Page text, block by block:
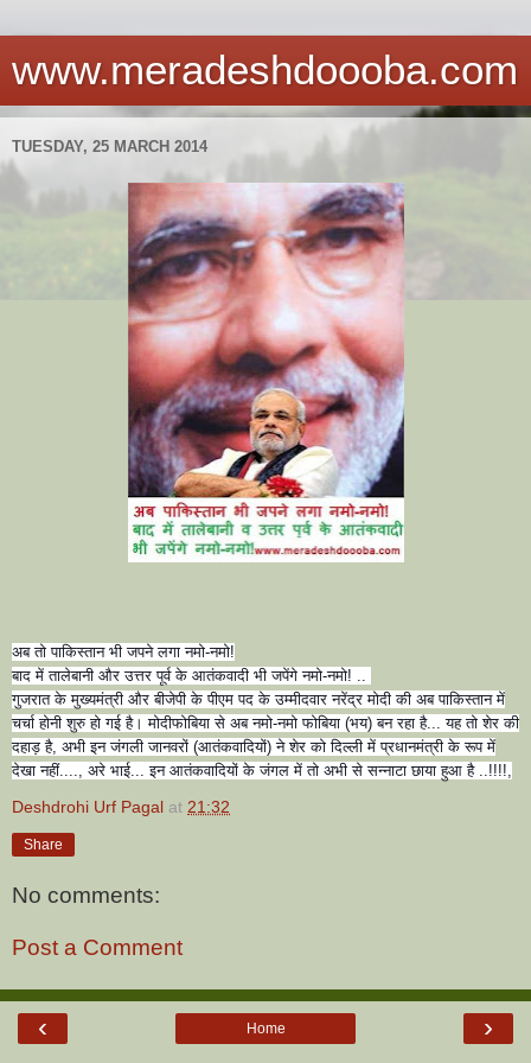
www.meradeshdoooba.com
TUESDAY, 25 MARCH 2014
अब तो पाकिस्तान भी जपने लगा नमो-नमो!
बाद में तालेबानी और उत्तर पूर्व के आतंकवादी भी जपेंगे नमो-नमो! ..
गुजरात के मुख्यमंत्री और बीजेपी के पीएम पद के उम्मीदवार नरेंद्र मोदी की अब पाकिस्तान में
चर्चा होनी शुरु हो गई है। मोदीफोबिया से अब नमो-नमो फोबिया (भय) बन रहा है... यह तो शेर की
दहाड़ है, अभी इन जंगली जानवरों (आतंकवादियों) ने शेर को दिल्ली में प्रधानमंत्री के रूप में
देखा नहीं...., अरे भाई... इन आतंकवादियों के जंगल में तो अभी से सन्नाटा छाया हुआ है ..!!!!,
Deshdrohi Urf Pagal at 21:32
Share
No comments:
Post a Comment
‹ ›
Home